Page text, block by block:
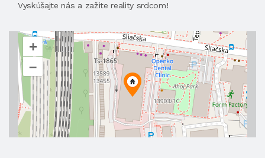
Vyskúšajte nás a zažite reality srdcom!
+
–